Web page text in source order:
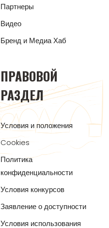
Партнеры
Видео
Бренд и Медиа Хаб
ПРАВОВОЙ
РАЗДЕЛ
Условия и положения
Cookies
Политика
конфиденциальности
Условия конкурсов
Заявление о доступности
Условия использования